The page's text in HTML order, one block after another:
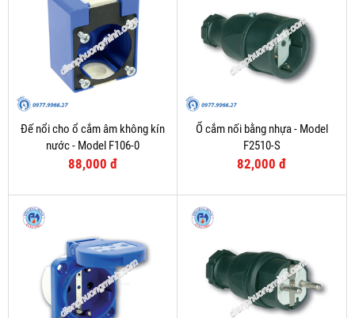
Đế nổi cho ổ cắm âm không kín
nước - Model F106-0
88,000 đ
Ổ cắm nối bằng nhựa - Model
F2510-S
82,000 đ